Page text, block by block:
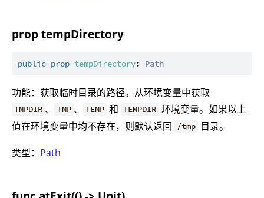
prop tempDirectory
public prop tempDirectory: Path
功能：获取临时目录的路径。从环境变量中获取
TMPDIR 、 TMP 、 TEMP 和 TEMPDIR 环境变量。如果以上
值在环境变量中均不存在，则默认返回 /tmp 目录。
类型： Path